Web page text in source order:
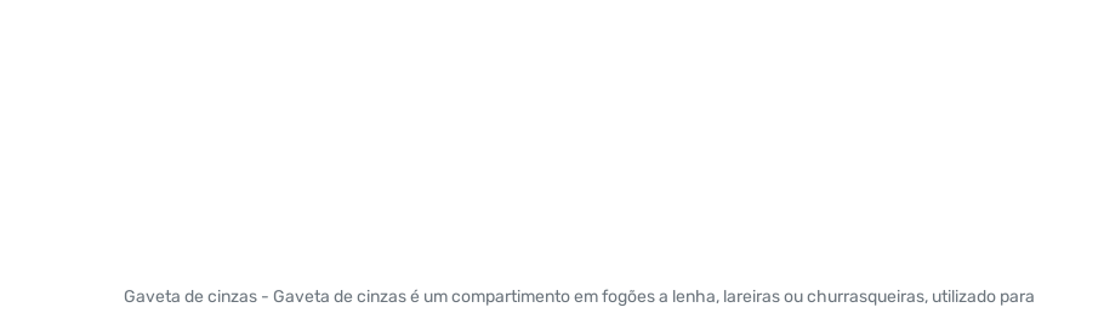
Gaveta de cinzas - Gaveta de cinzas é um compartimento em fogões a lenha, lareiras ou churrasqueiras, utilizado para